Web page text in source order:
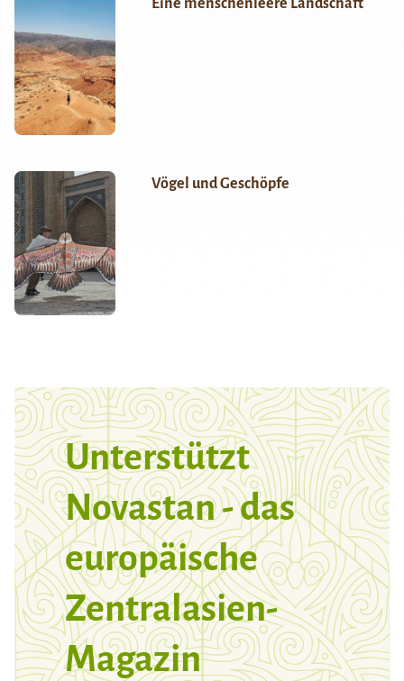
Eine menschenleere Landschaft
Vögel und Geschöpfe
Unterstützt
Novastan - das
europäische
Zentralasien-
Magazin